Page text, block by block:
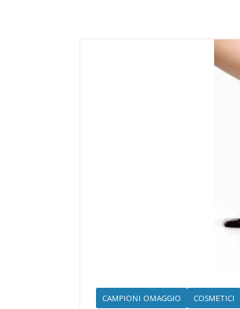
CAMPIONI OMAGGIO COSMETICI